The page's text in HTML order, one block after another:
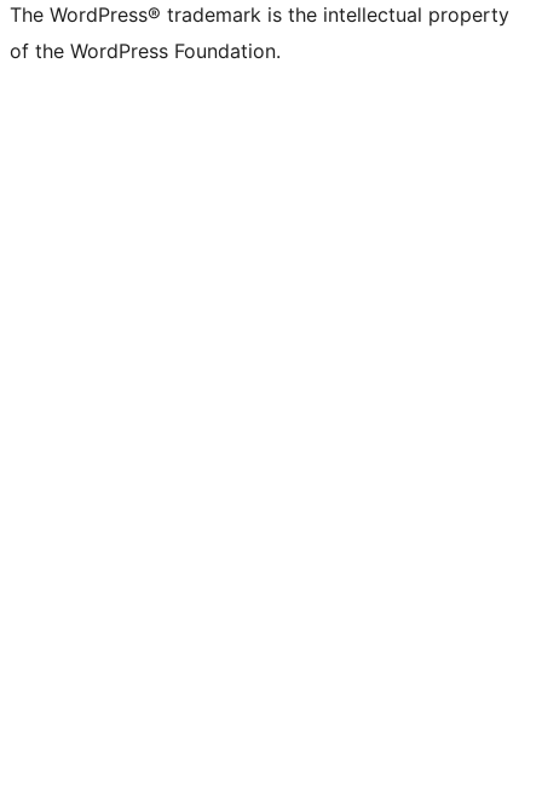
The WordPress® trademark is the intellectual property
of the WordPress Foundation.